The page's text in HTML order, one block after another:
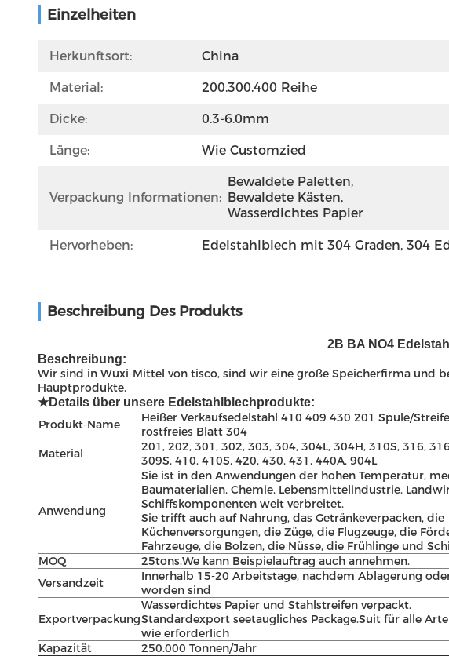
Einzelheiten
Herkunftsort: China
Material: 200.300.400 Reihe
Dicke: 0.3-6.0mm
Länge: Wie Customzied
Verpackung Informationen:
Bewaldete Paletten,
Bewaldete Kästen,
Wasserdichtes Papier
Hervorheben: Edelstahlblech mit 304 Graden, 304
Beschreibung Des Produkts
2B BA NO4
Beschreibung:
Wir sind in Wuxi-Mittel von tisco, sind wir eine große Speicherfirma und
Hauptprodukte.
★Details über unsere Edelstahlblechprodukte:
Produkt-Name
Heißer Verkaufsedelstahl 410 409 430 201 Spule/
rostfreies Blatt 304
Material
201, 202, 301, 302, 303, 304, 304L, 304H, 310S, 316,
309S, 410, 410S, 420, 430, 431, 440A, 904L
Anwendung
Sie ist in den Anwendungen der hohen Temperatur,
Baumaterialien, Chemie, Lebensmittelindustrie,
Schiffskomponenten weit verbreitet.
Sie trifft auch auf Nahrung, das Getränkeverpacken, die
Küchenversorgungen, die Züge, die Flugzeuge, die
Fahrzeuge, die Bolzen, die Nüsse, die Frühlinge und
MOQ
25tons.We kann Beispielauftrag auch annehmen.
Versandzeit
Innerhalb 15-20 Arbeitstage, nachdem Ablagerung
worden sind
Exportverpackung
Wasserdichtes Papier und Stahlstreifen verpackt.
Standardexport seetaugliches Package.Suit für alle
wie erforderlich
Kapazität
250.000 Tonnen/Jahr